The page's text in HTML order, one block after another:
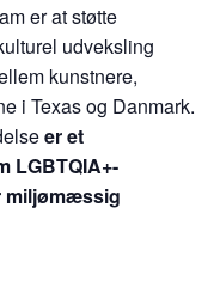
er at støtte
udveksling
kunstnere,
i Texas og Danmark.
er et
LGBTQIA+-
miljømæssig